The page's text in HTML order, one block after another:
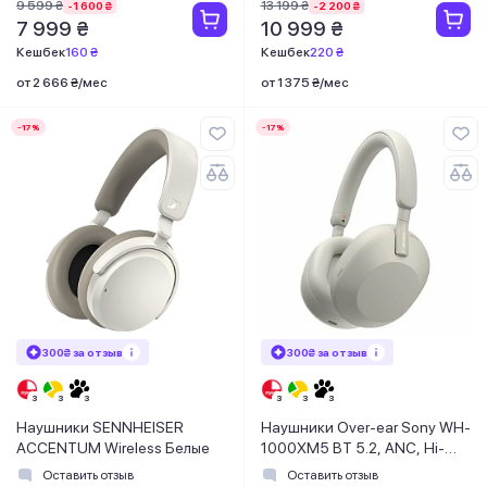
9 599 ₴ -1 600 ₴
7 999 ₴
Кешбек160 ₴
от 2 666 ₴/мес
13 199 ₴ -2 200 ₴
10 999 ₴
Кешбек220 ₴
от 1 375 ₴/мес
-17%
300₴ за отзыв
Наушники SENNHEISER
ACCENTUM Wireless Белые
Оставить отзыв
-17%
300₴ за отзыв
Наушники Over-ear Sony WH-
1000XM5 BT 5.2, ANC, Hi-
Res, AAC, LDAC, Wireless,
Оставить отзыв